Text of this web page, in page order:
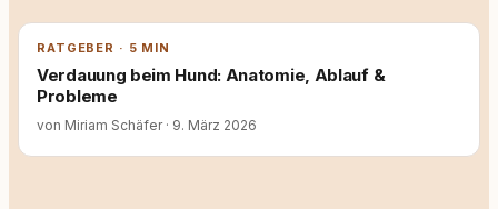
RATGEBER · 5 MIN
Verdauung beim Hund: Anatomie, Ablauf &
Probleme
von Miriam Schäfer · 9. März 2026